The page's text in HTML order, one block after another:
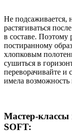
Не подсаживается,
растягиваться
в составе. Поэтому
постиранному
хлопковым
сушиться в
переворачивайте и
имела возможность
Мастер-
SOFT: